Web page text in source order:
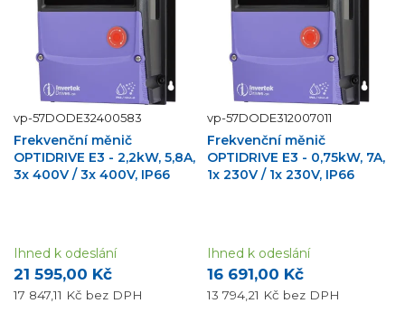
vp-57DODE32400583
Frekvenční měnič
OPTIDRIVE E3 - 2,2kW, 5,8A,
3x 400V / 3x 400V, IP66
21 595,00 Kč
17 847,11 Kč bez DPH
Ihned k odeslání
vp-57DODE312007011
Frekvenční měnič
OPTIDRIVE E3 - 0,75kW, 7A,
1x 230V / 1x 230V, IP66
16 691,00 Kč
13 794,21 Kč bez DPH
Ihned k odeslání